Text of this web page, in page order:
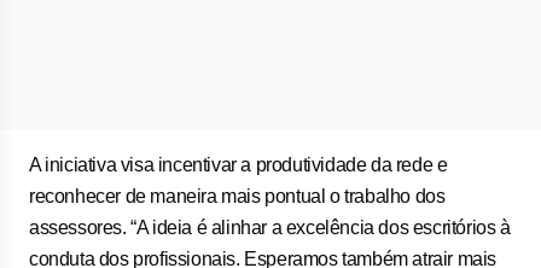
A iniciativa visa incentivar a produtividade da rede e
reconhecer de maneira mais pontual o trabalho dos
assessores. “A ideia é alinhar a excelência dos escritórios à
conduta dos profissionais. Esperamos também atrair mais